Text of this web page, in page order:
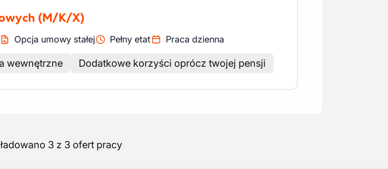
(M/K/X)
Opcja umowy stałej Pełny etat Praca dzienna
wewnętrzne Dodatkowe korzyści oprócz twojej pensji
3 z 3 ofert pracy